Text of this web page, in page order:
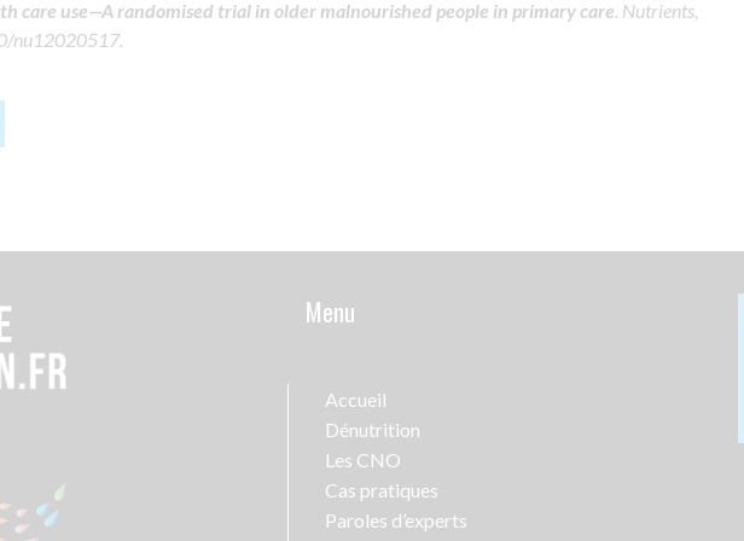
care use—A randomised trial in older malnourished people in primary care. Nutrients,
nu12020517.
Menu
Accueil
Dénutrition
Les CNO
Cas pratiques
Paroles d’experts